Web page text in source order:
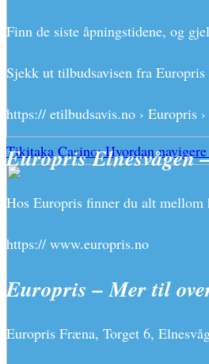
Tikitaka Casino: Hvordan
Finn de siste åpningstidene, og
Sjekk ut tilbudsavisen fra
https:// etilbudsavis.no › Europris
Europris Elnesvågen
Hos Europris finner du alt
https:// www.europris.no
Europris – Mer til
Europris Fræna, Torget 6,